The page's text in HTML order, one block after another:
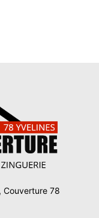
Couverture 78